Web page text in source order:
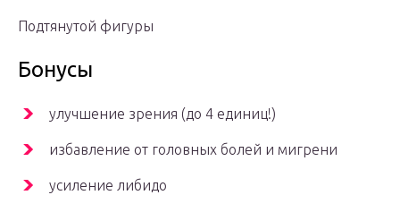
Подтянутой фигуры
Бонусы
улучшение зрения (до 4 единиц!)
избавление от головных болей и мигрени
усиление либидо